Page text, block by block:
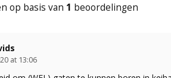
op basis van 1 beoordelingen
at 13:06